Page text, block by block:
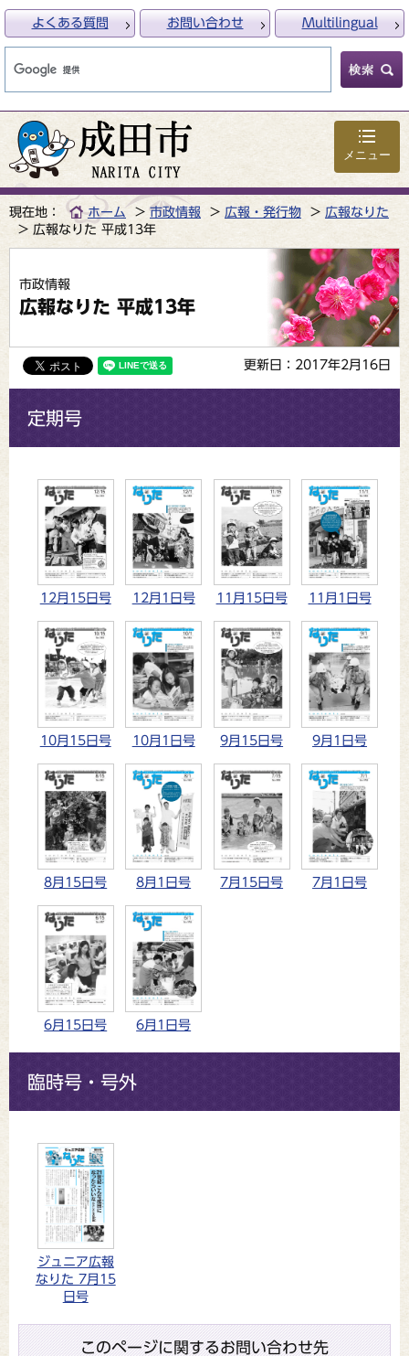
メニュー
よくある質問 お問い合わせ Multilingual
現在地： ホーム 市政情報 広報・発行物
広報なりた
広報なりた 平成13年
市政情報
広報なりた 平成13年
更新日：2017年2月16日
定期号
12月15日号 12月1日号 11月15日号 11月1日号
10月15日号 10月1日号 9月15日号 9月1日号
8月15日号 8月1日号 7月15日号 7月1日号
6月15日号 6月1日号
臨時号・号外
ジュニア広報
なりた 7月15
日号
このページに関するお問い合わせ先